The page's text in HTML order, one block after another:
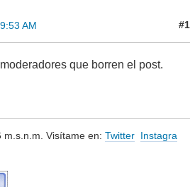
AM #1
que borren el post.
m.s.n.m. Visítame en: Twitter Instagra